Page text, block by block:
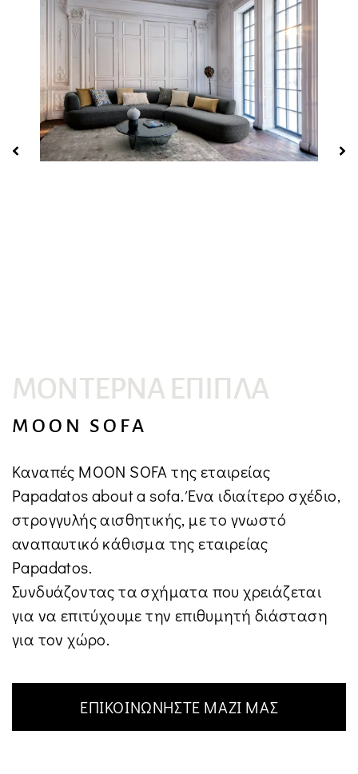
ΜΟΝΤΈΡΝΑ ΈΠΙΠΛΑ
MOON SOFA
Καναπές MOON SOFA της εταιρείας
Papadatos about a sofa. Ένα ιδιαίτερο σχέδιο,
στρογγυλής αισθητικής, με το γνωστό
αναπαυτικό κάθισμα της εταιρείας
Papadatos.
Συνδυάζοντας τα σχήματα που χρειάζεται
για να επιτύχουμε την επιθυμητή διάσταση
για τον χώρο.
ΕΠΙΚΟΙΝΩΝΗΣΤΕ ΜΑΖΙ ΜΑΣ
Ονοματεπώνυμο*
Email*